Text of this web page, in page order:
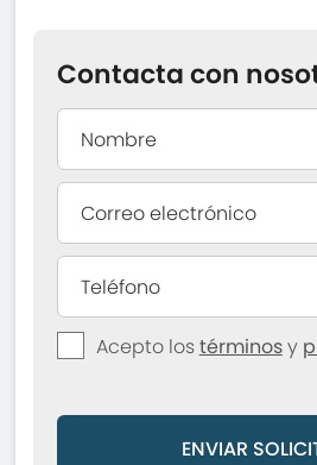
Contacta con
Acepto lostérminosy
ENVIAR